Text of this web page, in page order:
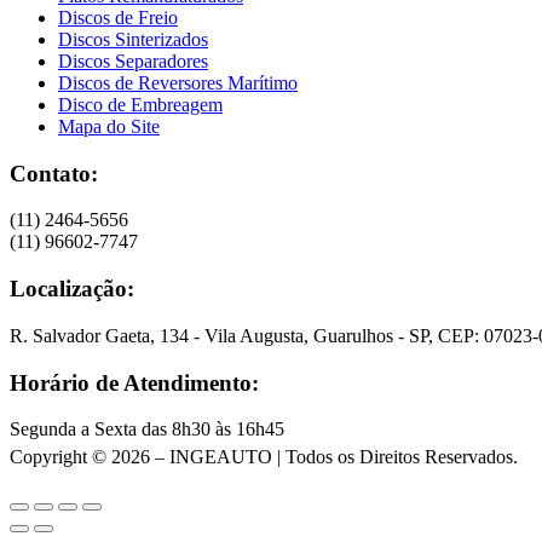
Discos de Freio
Discos Sinterizados
Discos Separadores
Discos de Reversores Marítimo
Disco de Embreagem
Mapa do Site
Contato:
(11) 2464-5656
(11) 96602-7747
Localização:
R. Salvador Gaeta, 134 - Vila Augusta, Guarulhos - SP, CEP:
Horário de Atendimento:
Segunda a Sexta das 8h30 às 16h45
Copyright © 2026 – INGEAUTO | Todos os Direitos Reservados.